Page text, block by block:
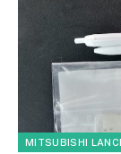
MITSUBISHI